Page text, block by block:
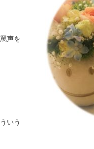
声を
いう